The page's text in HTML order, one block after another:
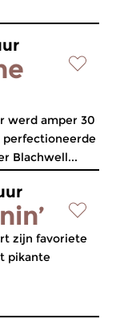
werd amper 30
perfectioneerde
Blachwell...
zijn favoriete
pikante